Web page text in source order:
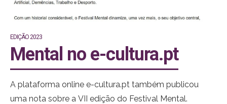
EDIÇÃO 2023
Mental no e-cultura.pt
A plataforma online e-cultura.pt também publicou
uma nota sobre a VII edição do Festival Mental.